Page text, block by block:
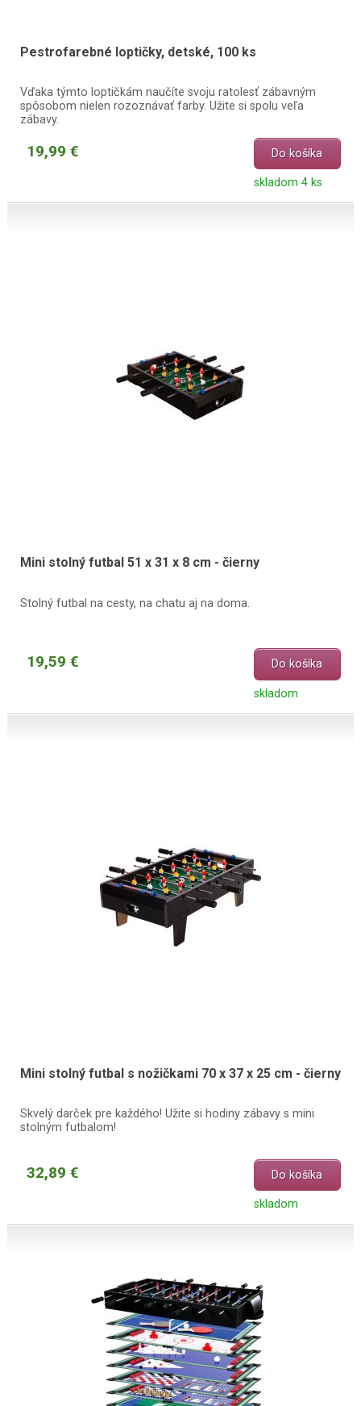
Pestrofarebné loptičky, detské, 100 ks
Vďaka týmto loptičkám naučíte svoju ratolesť zábavným
spôsobom nielen rozoznávať farby. Užite si spolu veľa
zábavy.
19,99 € Do košíka
skladom 4 ks
Mini stolný futbal 51 x 31 x 8 cm - čierny
Stolný futbal na cesty, na chatu aj na doma.
19,59 € Do košíka
skladom
Mini stolný futbal s nožičkami 70 x 37 x 25 cm - čierny
Skvelý darček pre každého! Užite si hodiny zábavy s mini
stolným futbalom!
32,89 € Do košíka
skladom